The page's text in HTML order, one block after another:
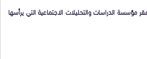
مؤسسة الدراسات والتحليلات الاجتماعية التي يرأسها